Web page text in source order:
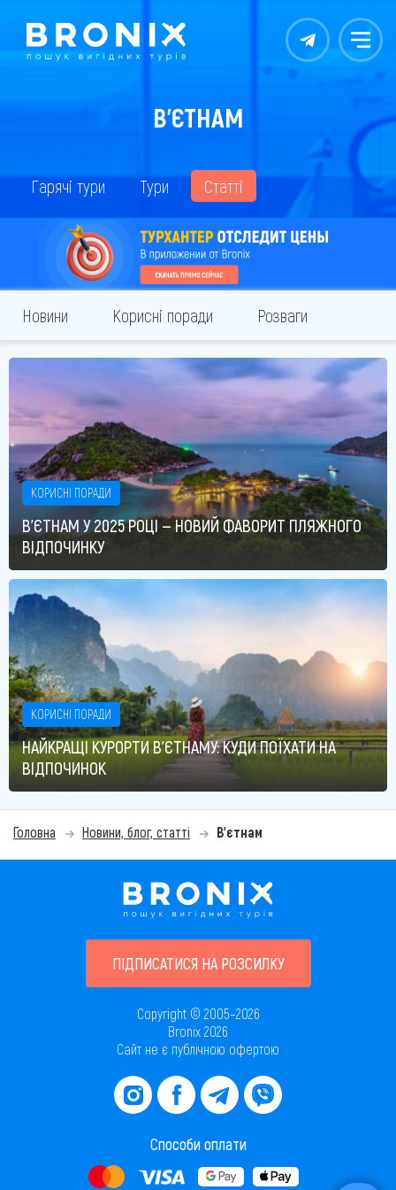
Контакты Меню
В'ЄТНАМ
Гарячі тури Тури Статті
Новини Корисні поради Розваги
КОРИСНІ ПОРАДИ
В’ЄТНАМ У 2025 РОЦІ — НОВИЙ ФАВОРИТ ПЛЯЖНОГО
ВІДПОЧИНКУ
КОРИСНІ ПОРАДИ
НАЙКРАЩІ КУРОРТИ В'ЄТНАМУ: КУДИ ПОЇХАТИ НА
ВІДПОЧИНОК
Головна Новини, блог, статті В'єтнам
ПІДПИСАТИСЯ НА РОЗСИЛКУ
Copyright © 2005–2026
Bronix 2026
Сайт не є публічною офертою
Способи оплати